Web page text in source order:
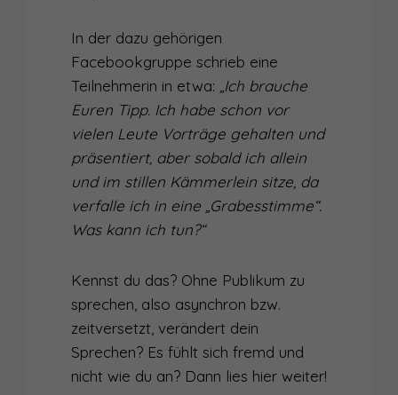
In der dazu gehörigen
Facebookgruppe schrieb eine
Teilnehmerin in etwa: „Ich brauche
Euren Tipp. Ich habe schon vor
vielen Leute Vorträge gehalten und
präsentiert, aber sobald ich allein
und im stillen Kämmerlein sitze, da
verfalle ich in eine „Grabesstimme“.
Was kann ich tun?“
Kennst du das? Ohne Publikum zu
sprechen, also asynchron bzw.
zeitversetzt, verändert dein
Sprechen? Es fühlt sich fremd und
nicht wie du an? Dann lies hier weiter!